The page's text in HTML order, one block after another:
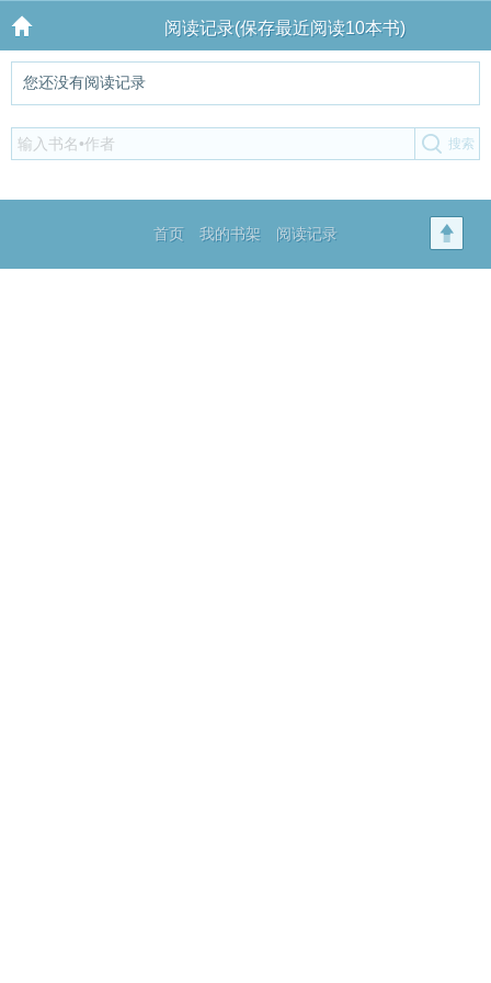
阅读记录(保存最近阅读10本书)
您还没有阅读记录
首页 我的书架 阅读记录